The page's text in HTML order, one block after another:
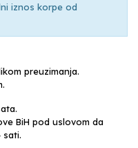
iznos korpe od
preuzimanja.
BiH pod uslovom da
sati.